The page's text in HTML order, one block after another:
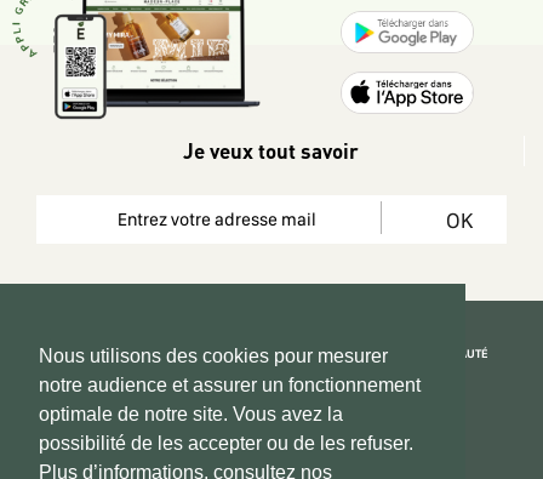
Nous utilisons des cookies pour mesurer
notre audience et assurer un fonctionnement
optimale de notre site. Vous avez la
possibilité de les accepter ou de les refuser.
Plus d’informations, consultez nos
Je veux tout savoir
OK
Copyright 2026 © www.hadeen-place.fr
Based on Kate&You MarketPlace’ solution
REJOIGNEZ LA COMMUNAUTÉ